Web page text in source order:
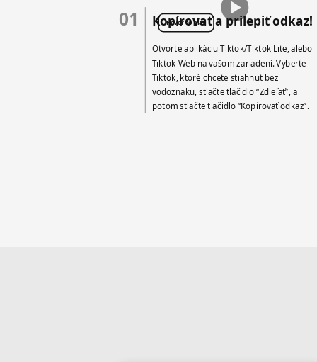
01 Hover to play
Kopírovať a prilepiť odkaz!
Otvorte aplikáciu Tiktok/Tiktok Lite, alebo
Tiktok Web na vašom zariadení. Vyberte
Tiktok, ktoré chcete stiahnuť bez
vodoznaku, stlačte tlačidlo “Zdieľať”, a
potom stlačte tlačidlo “Kopírovať odkaz”.